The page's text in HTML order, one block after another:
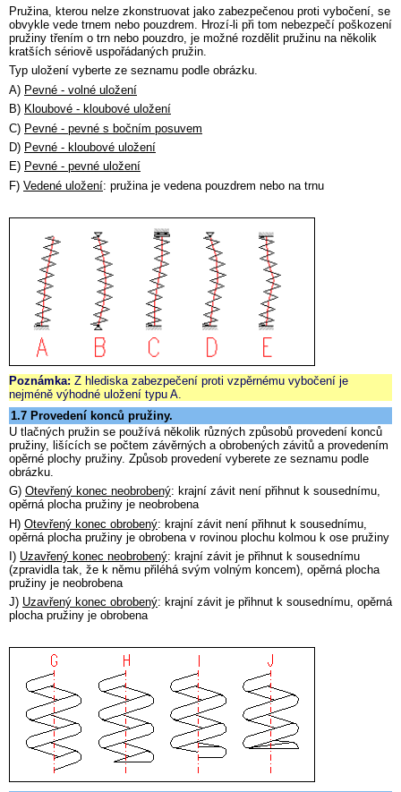
Pružina, kterou nelze zkonstruovat jako zabezpečenou proti vybočení, se
obvykle vede trnem nebo pouzdrem. Hrozí-li při tom nebezpečí poškození
pružiny třením o trn nebo pouzdro, je možné rozdělit pružinu na několik
kratších sériově uspořádaných pružin.
Typ uložení vyberte ze seznamu podle obrázku.
A) Pevné - volné uložení
B) Kloubové - kloubové uložení
C) Pevné - pevné s bočním posuvem
D) Pevné - kloubové uložení
E) Pevné - pevné uložení
F) Vedené uložení: pružina je vedena pouzdrem nebo na trnu
Poznámka: Z hlediska zabezpečení proti vzpěrnému vybočení je
nejméně výhodné uložení typu A.
1.7 Provedení konců pružiny.
U tlačných pružin se používá několik různých způsobů provedení konců
pružiny, lišících se počtem závěrných a obrobených závitů a provedením
opěrné plochy pružiny. Způsob provedení vyberete ze seznamu podle
obrázku.
G) Otevřený konec neobrobený: krajní závit není přihnut k sousednímu,
opěrná plocha pružiny je neobrobena
H) Otevřený konec obrobený: krajní závit není přihnut k sousednímu,
opěrná plocha pružiny je obrobena v rovinou plochu kolmou k ose pružiny
I) Uzavřený konec neobrobený: krajní závit je přihnut k sousednímu
(zpravidla tak, že k němu přiléhá svým volným koncem), opěrná plocha
pružiny je neobrobena
J) Uzavřený konec obrobený: krajní závit je přihnut k sousednímu, opěrná
plocha pružiny je obrobena